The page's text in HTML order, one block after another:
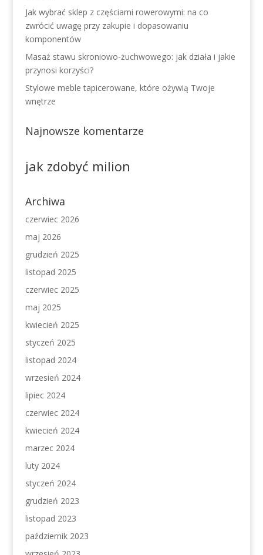
Jak wybrać sklep z częściami rowerowymi: na co
zwrócić uwagę przy zakupie i dopasowaniu
komponentów
Masaż stawu skroniowo-żuchwowego: jak działa i jakie
przynosi korzyści?
Stylowe meble tapicerowane, które ożywią Twoje
wnętrze
Najnowsze komentarze
jak zdobyć milion
Archiwa
czerwiec 2026
maj 2026
grudzień 2025
listopad 2025
czerwiec 2025
maj 2025
kwiecień 2025
styczeń 2025
listopad 2024
wrzesień 2024
lipiec 2024
czerwiec 2024
kwiecień 2024
marzec 2024
luty 2024
styczeń 2024
grudzień 2023
listopad 2023
październik 2023